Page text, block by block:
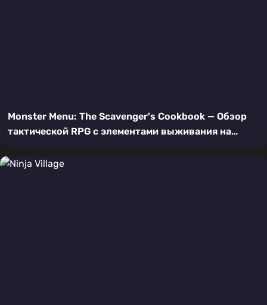
Monster Menu: The Scavenger's Cookbook — Обзор
тактической RPG с элементами выживания на